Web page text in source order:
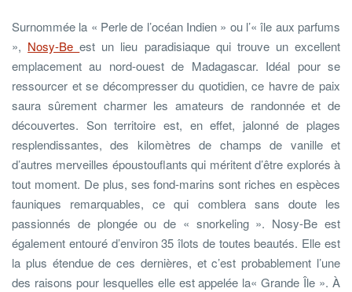
Surnommée la « Perle de l’océan Indien » ou l’« île aux parfums
», Nosy-Beest un lieu paradisiaque qui trouve un excellent
emplacement au nord-ouest de Madagascar. Idéal pour se
ressourcer et se décompresser du quotidien, ce havre de paix
saura sûrement charmer les amateurs de randonnée et de
découvertes. Son territoire est, en effet, jalonné de plages
resplendissantes, des kilomètres de champs de vanille et
d’autres merveilles époustouflants qui méritent d’être explorés à
tout moment. De plus, ses fond-marins sont riches en espèces
fauniques remarquables, ce qui comblera sans doute les
passionnés de plongée ou de « snorkeling ». Nosy-Be est
également entouré d’environ 35 îlots de toutes beautés. Elle est
la plus étendue de ces dernières, et c’est probablement l’une
des raisons pour lesquelles elle est appelée la« Grande Île ». À